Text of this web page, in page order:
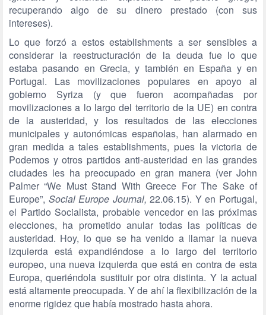
recuperando algo de su dinero prestado (con sus
intereses).
Lo que forzó a estos establishments a ser sensibles a
considerar la reestructuración de la deuda fue lo que
estaba pasando en Grecia, y también en España y en
Portugal. Las movilizaciones populares en apoyo al
gobierno Syriza (y que fueron acompañadas por
movilizaciones a lo largo del territorio de la UE) en contra
de la austeridad, y los resultados de las elecciones
municipales y autonómicas españolas, han alarmado en
gran medida a tales establishments, pues la victoria de
Podemos y otros partidos anti-austeridad en las grandes
ciudades les ha preocupado en gran manera (ver John
Palmer “We Must Stand With Greece For The Sake of
Europe”, Social Europe Journal,22.06.15). Y en Portugal,
el Partido Socialista, probable vencedor en las próximas
elecciones, ha prometido anular todas las políticas de
austeridad. Hoy, lo que se ha venido a llamar la nueva
izquierda está expandiéndose a lo largo del territorio
europeo, una nueva izquierda que está en contra de esta
Europa, queriéndola sustituir por otra distinta. Y la actual
está altamente preocupada. Y de ahí la flexibilización de la
enorme rigidez que había mostrado hasta ahora.